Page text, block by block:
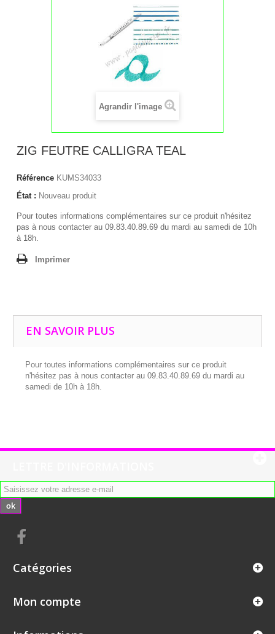
Agrandir l'image
ZIG FEUTRE CALLIGRA TEAL
Référence KUMS34033
État : Nouveau produit
Pour toutes informations complémentaires sur ce produit n'hésitez
pas à nous contacter au 09.83.40.89.69 du mardi au samedi de 10h
à 18h.
Imprimer
EN SAVOIR PLUS
Pour toutes informations complémentaires sur ce produit
n'hésitez pas à nous contacter au 09.83.40.89.69 du mardi au
samedi de 10h à 18h.
ok
Catégories
Mon compte